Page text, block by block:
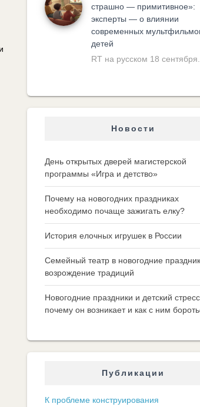
страшно — примитивное»:
эксперты — о влиянии
современных
детей
RT на русском 18 сентября...
Новости
День открытых дверей магистерской
программы «Игра и детство»
Почему на новогодних праздниках
необходимо почаще зажигать елку?
История елочных игрушек в России
Семейный театр в новогодние
возрождение традиций
Новогодние праздники и детский
почему он возникает и как с ним
Публикации
К проблеме конструирования